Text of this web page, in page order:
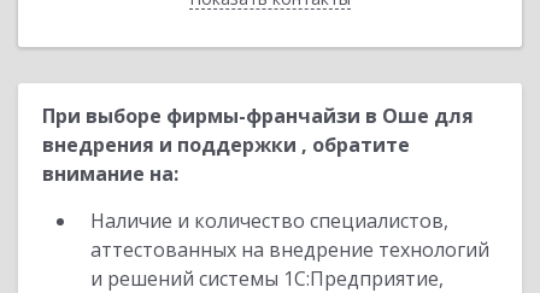
При выборе фирмы-франчайзи в Оше для
внедрения и поддержки , обратите
внимание на:
Наличие и количество специалистов,
аттестованных на внедрение технологий
и решений системы 1С:Предприятие,